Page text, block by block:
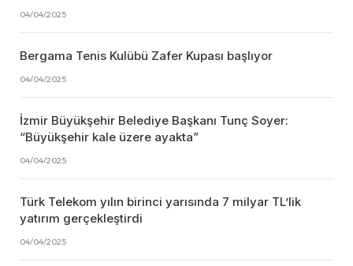
04/04/2025
Bergama Tenis Kulübü Zafer Kupası başlıyor
04/04/2025
İzmir Büyükşehir Belediye Başkanı Tunç Soyer:
“Büyükşehir kale üzere ayakta”
04/04/2025
Türk Telekom yılın birinci yarısında 7 milyar TL’lik
yatırım gerçekleştirdi
04/04/2025